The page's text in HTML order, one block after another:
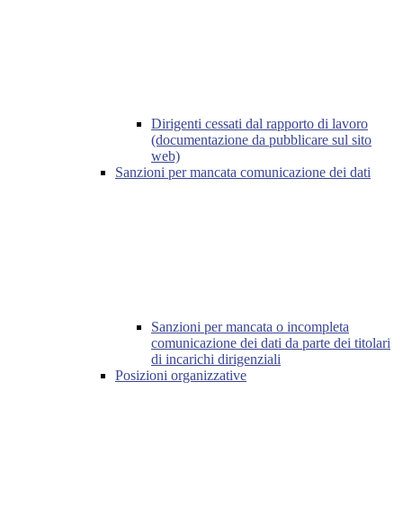
Dirigenti cessati dal rapporto di lavoro
(documentazione da pubblicare sul sito
web)
Sanzioni per mancata comunicazione dei dati
Sanzioni per mancata o incompleta
comunicazione dei dati da parte dei titolari
di incarichi dirigenziali
Posizioni organizzative